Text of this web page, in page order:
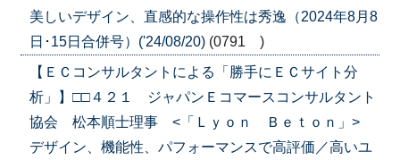
美しいデザイン、直感的な操作性は秀逸（2024年8月8
日･15日合併号）('24/08/20) (0791 )
【ＥＣコンサルタントによる「勝手にＥＣサイト分
析」】□□４２１ ジャパンＥコマースコンサルタント
協会 松本順士理事 <「Ｌｙｏｎ Ｂｅｔｏｎ」>
デザイン、機能性、パフォーマンスで高評価／高いユ